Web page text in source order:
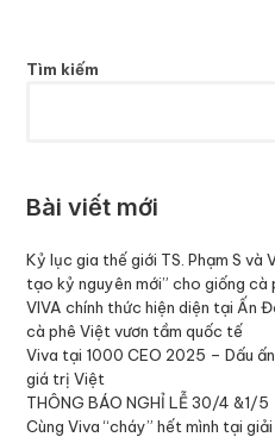
Tìm kiếm
Bài viết mới
Kỷ lục gia thế giới TS. Phạm S và
tạo kỷ nguyên mới” cho giống cà
VIVA chính thức hiện diện tại Ấn
cà phê Việt vươn tầm quốc tế
Viva tại 1000 CEO 2025 – Dấu
giá trị Việt
THÔNG BÁO NGHỈ LỄ 30/4 &1/5
Cùng Viva “cháy” hết mình tại